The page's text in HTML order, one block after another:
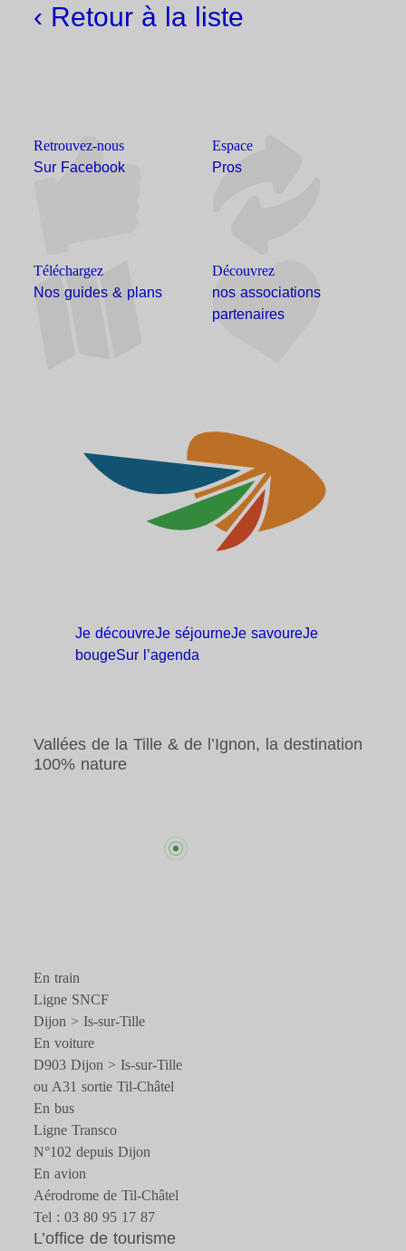
‹ Retour à la liste
Retrouvez-nous
Sur Facebook
Espace
Pros
Téléchargez
Nos guides & plans
Découvrez
nos associations
partenaires
Je découvreJe séjourneJe savoureJe
bougeSur l’agenda
Vallées de la Tille & de l’Ignon, la destination
100% nature
En train
Ligne SNCF
Dijon > Is-sur-Tille
En voiture
D903 Dijon > Is-sur-Tille
ou A31 sortie Til-Châtel
En bus
Ligne Transco
N°102 depuis Dijon
En avion
Aérodrome de Til-Châtel
Tel : 03 80 95 17 87
L’office de tourisme